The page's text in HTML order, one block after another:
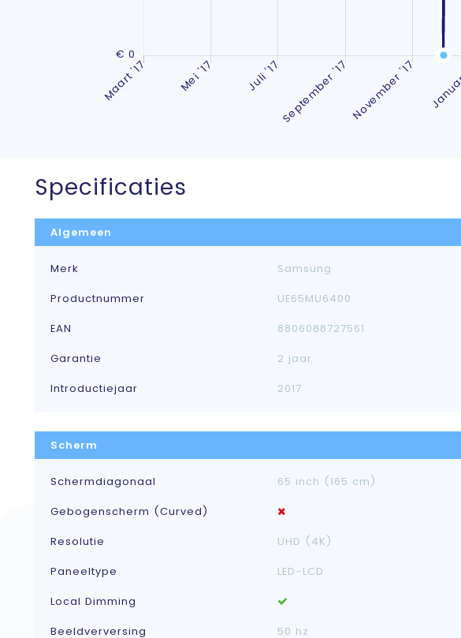
Specificaties
Algemeen
Merk
Samsung
Productnummer
UE65MU6400
EAN
8806088727561
Garantie
2 jaar
Introductiejaar
2017
Scherm
Schermdiagonaal
65 inch (165 cm)
Gebogenscherm (Curved)
Resolutie
UHD (4K)
Paneeltype
LED-LCD
Local Dimming
Beeldverversing
50 hz